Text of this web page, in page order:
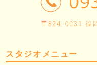
スタジオメニュー